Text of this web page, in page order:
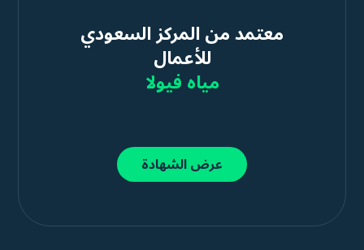
معتمد من المركز السعودي
للأعمال
مياه فيولا
عرض الشهادة